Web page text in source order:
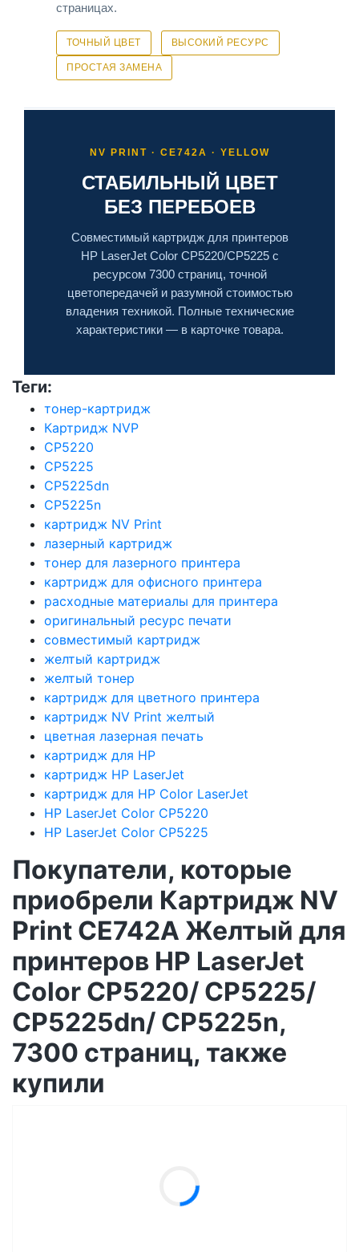
страницах.
ТОЧНЫЙ ЦВЕТ ВЫСОКИЙ РЕСУРС
ПРОСТАЯ ЗАМЕНА
NV PRINT · CE742A · YELLOW
СТАБИЛЬНЫЙ ЦВЕТ
БЕЗ ПЕРЕБОЕВ
Совместимый картридж для принтеров
HP LaserJet Color CP5220/CP5225 с
ресурсом 7300 страниц, точной
цветопередачей и разумной стоимостью
владения техникой. Полные технические
характеристики — в карточке товара.
Теги:
тонер-картридж
Картридж NVP
CP5220
CP5225
CP5225dn
CP5225n
картридж NV Print
лазерный картридж
тонер для лазерного принтера
картридж для офисного принтера
расходные материалы для принтера
оригинальный ресурс печати
совместимый картридж
желтый картридж
желтый тонер
картридж для цветного принтера
картридж NV Print желтый
цветная лазерная печать
картридж для HP
картридж HP LaserJet
картридж для HP Color LaserJet
HP LaserJet Color CP5220
HP LaserJet Color CP5225
Покупатели, которые
приобрели Картридж NV
Print CE742A Желтый для
принтеров HP LaserJet
Color CP5220/ CP5225/
CP5225dn/ CP5225n,
7300 страниц, также
купили